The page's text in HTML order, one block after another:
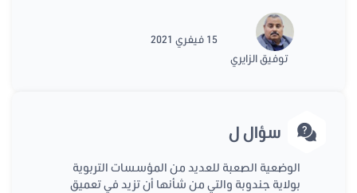
توفيق الزايري
15 فيفري 2021
سؤال ل
الوضعية الصعبة للعديد من المؤسسات التربوية
بولاية جندوبة والتي من شأنها أن تزيد في تعميق